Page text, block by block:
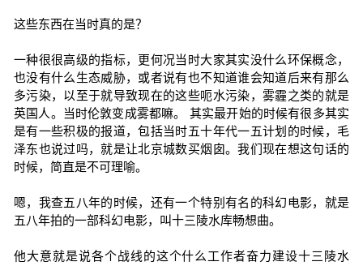
这些东西在当时真的是？
一种很很高级的指标，更何况当时大家其实没什么环保概念，
也没有什么生态威胁，或者说有也不知道谁会知道后来有那么
多污染，以至于就导致现在的这些呃水污染，雾霾之类的就是
英国人。当时伦敦变成雾都嘛。 其实最开始的时候有很多其实
是有一些积极的报道，包括当时五十年代一五计划的时候，毛
泽东也说过吗，就是让北京城数买烟囱。我们现在想这句话的
时候，简直是不可理喻。
嗯，我查五八年的时候，还有一个特别有名的科幻电影，就是
五八年拍的一部科幻电影，叫十三陵水库畅想曲。
他大意就是说各个战线的这个什么工作者奋力建设十三陵水